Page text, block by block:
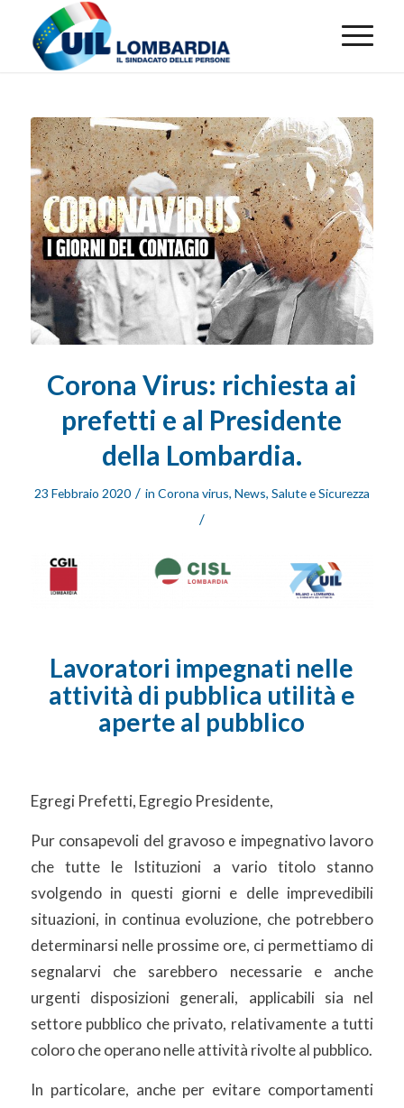
Corona Virus: richiesta ai
prefetti e al Presidente
della Lombardia.
23 Febbraio 2020 / in Corona virus, News, Salute e Sicurezza
/
Lavoratori impegnati nelle
attività di pubblica utilità e
aperte al pubblico
Egregi Prefetti, Egregio Presidente,
Pur consapevoli del gravoso e impegnativo lavoro
che tutte le Istituzioni a vario titolo stanno
svolgendo in questi giorni e delle imprevedibili
situazioni, in continua evoluzione, che potrebbero
determinarsi nelle prossime ore, ci permettiamo di
segnalarvi che sarebbero necessarie e anche
urgenti disposizioni generali, applicabili sia nel
settore pubblico che privato, relativamente a tutti
coloro che operano nelle attività rivolte al pubblico.
In particolare, anche per evitare comportamenti